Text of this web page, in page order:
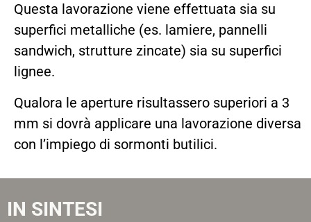
Questa lavorazione viene effettuata sia su
superfici metalliche (es. lamiere, pannelli
sandwich, strutture zincate) sia su superfici
lignee.
Qualora le aperture risultassero superiori a 3
mm si dovrà applicare una lavorazione diversa
con l’impiego di sormonti butilici.
IN SINTESI